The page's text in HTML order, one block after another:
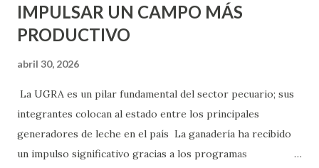
IMPULSAR UN CAMPO MÁS
PRODUCTIVO
abril 30, 2026
La UGRA es un pilar fundamental del sector pecuario; sus
integrantes colocan al estado entre los principales
generadores de leche en el país La ganadería ha recibido
un impulso significativo gracias a los programas